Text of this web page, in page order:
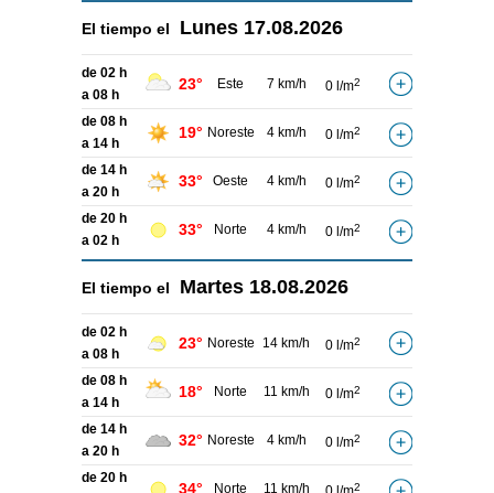
El tiempo el Lunes 17.08.2026
de 02 h
a 08 h
23° Este 7 km/h 0 l/m2
de 08 h
a 14 h
19° Noreste 4 km/h 0 l/m2
de 14 h
a 20 h
33° Oeste 4 km/h 0 l/m2
de 20 h
a 02 h
33° Norte 4 km/h 0 l/m2
El tiempo el Martes 18.08.2026
de 02 h
a 08 h
23° Noreste 14 km/h 0 l/m2
de 08 h
a 14 h
18° Norte 11 km/h 0 l/m2
de 14 h
a 20 h
32° Noreste 4 km/h 0 l/m2
de 20 h
34° Norte 11 km/h 2